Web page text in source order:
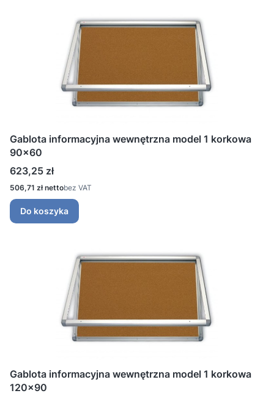
Gablota informacyjna wewnętrzna model 1 korkowa
90x60
Cena
623,25 zł
Cena
506,71 zł bez VAT
Do koszyka
Gablota informacyjna wewnętrzna model 1 korkowa
120x90